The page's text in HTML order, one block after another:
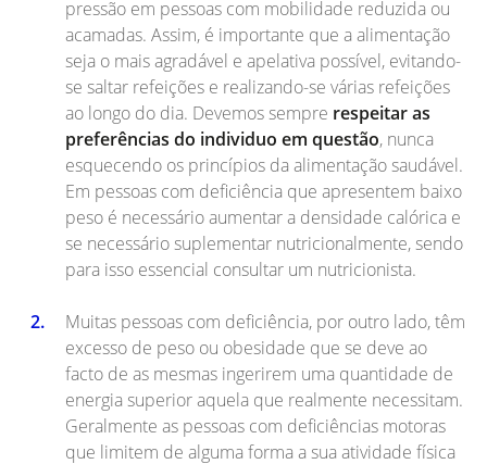
pressão em pessoas com mobilidade reduzida ou
acamadas. Assim, é importante que a alimentação
seja o mais agradável e apelativa possível, evitando-
se saltar refeições e realizando-se várias refeições
ao longo do dia. Devemos sempre respeitar as
preferências do individuo em questão, nunca
esquecendo os princípios da alimentação saudável.
Em pessoas com deficiência que apresentem baixo
peso é necessário aumentar a densidade calórica e
se necessário suplementar nutricionalmente, sendo
para isso essencial consultar um nutricionista.
Muitas pessoas com deficiência, por outro lado, têm
excesso de peso ou obesidade que se deve ao
facto de as mesmas ingerirem uma quantidade de
energia superior aquela que realmente necessitam.
Geralmente as pessoas com deficiências motoras
que limitem de alguma forma a sua atividade física